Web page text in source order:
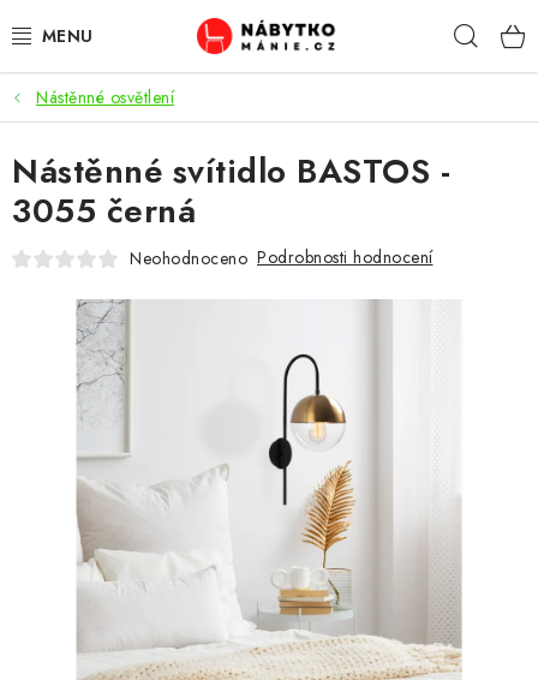
na
OBÝVACÍ POKOJ
KUCHYŇ A JÍDELNA
LOŽNICE
KANCELÁŘ / PRACOVNA
KOUPELNA A WC
PŘEDSÍŇ
CHOVATELSKÉ POTŘEBY
ZAHRADA
Nástěnné osvětlení
Nástěnné svítidlo BASTOS -
3055 černá
Neohodnoceno Podrobnosti hodnocení